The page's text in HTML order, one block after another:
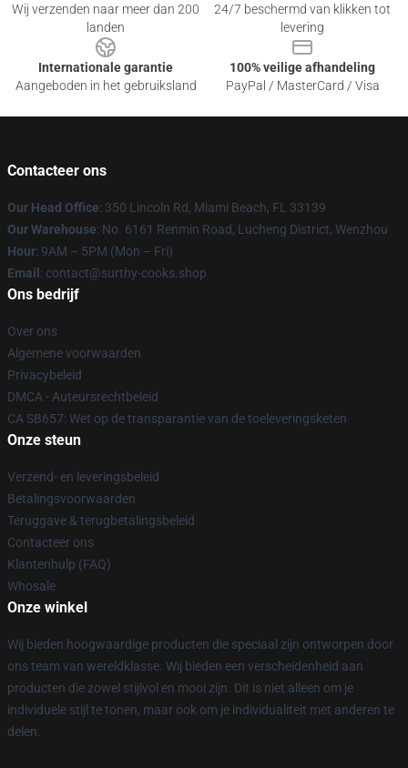
Wij verzenden naar meer dan 200
landen
24/7 beschermd van klikken tot
levering
Internationale garantie
Aangeboden in het gebruiksland
100% veilige afhandeling
PayPal / MasterCard / Visa
Contacteer ons
Our Head Office: 350 Lincoln Rd, Miami Beach, FL 33139
Our Warehouse: No. 6161 Renmin Road, Lucheng District, Wenzhou
Hour: 9AM – 5PM (Mon – Fri)
Email : contact@surthy-cooks.shop
Ons bedrijf
Over ons
Algemene voorwaarden
Privacybeleid
DMCA - Auteursrechtbeleid
CA SB657: Wet op de transparantie van de toeleveringsketen
Onze steun
Verzend- en leveringsbeleid
Betalingsvoorwaarden
Teruggave & terugbetalingsbeleid
Contacteer ons
Klantenhulp (FAQ)
Whosale
Onze winkel
Wij bieden hoogwaardige producten die speciaal zijn ontworpen door
ons team van wereldklasse. Wij bieden een verscheidenheid aan
producten die zowel stijlvol en mooi zijn. Dit is niet alleen om je
individuele stijl te tonen, maar ook om je individualiteit met anderen te
delen.